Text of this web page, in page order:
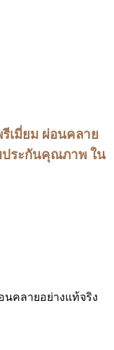
รีเมี่ยม ผ่อนคลาย
ประกันคุณภาพ ใน
คลายอย่างแท้จริง